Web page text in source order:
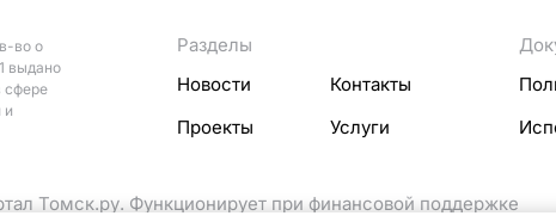
во о
выдано
сфере
и
Разделы
Новости
Контакты
Проекты
Услуги
Томск.ру. Функционирует при финансовой поддержке